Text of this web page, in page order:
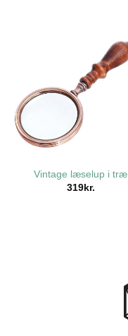
Vintage læselup i træ
319kr.